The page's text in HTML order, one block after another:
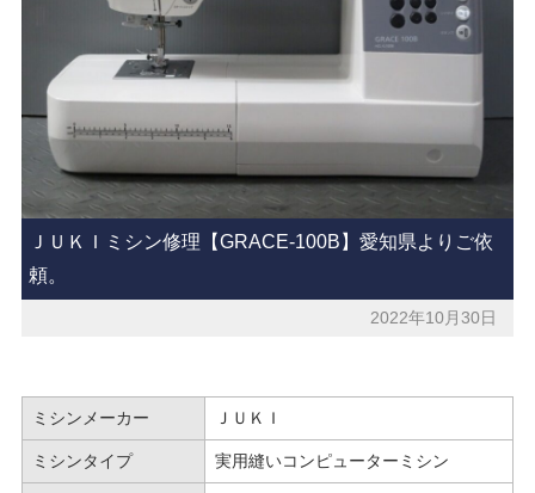
ＪＵＫＩミシン修理【GRACE-100B】愛知県よりご依
頼。
2022年10月30日
ミシンメーカー ＪＵＫＩ
ミシンタイプ 実用縫いコンピューターミシン